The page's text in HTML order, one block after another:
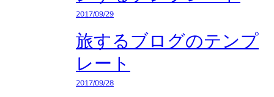
2017/09/29
旅するブログのテンプ
レート
2017/09/28